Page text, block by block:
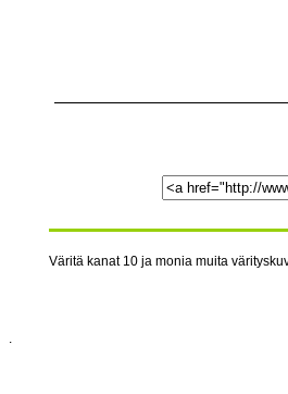
Väritä kanat 10 ja monia muita
.